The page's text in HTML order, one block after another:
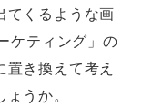
てくるような画
ケティング」の
き換えて考え
うか。